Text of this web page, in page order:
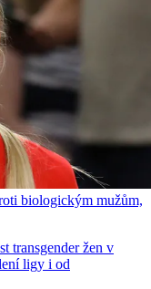
biologickým mužům,
transgender žen v
ligy i od